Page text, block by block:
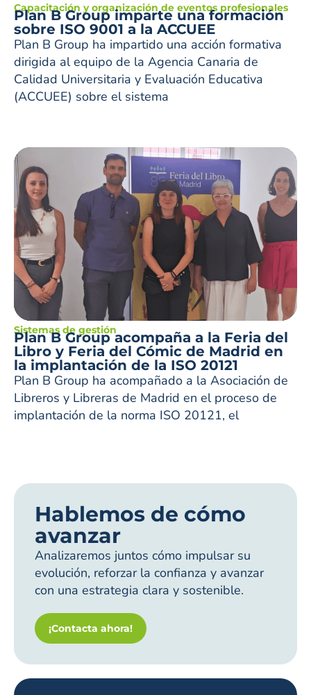
Capacitación y organización de eventos profesionales
Plan B Group imparte una formación
sobre ISO 9001 a la ACCUEE
Plan B Group ha impartido una acción formativa
dirigida al equipo de la Agencia Canaria de
Calidad Universitaria y Evaluación Educativa
(ACCUEE) sobre el sistema
Sistemas de gestión
Plan B Group acompaña a la Feria del
Libro y Feria del Cómic de Madrid en
la implantación de la ISO 20121
Plan B Group ha acompañado a la Asociación de
Libreros y Libreras de Madrid en el proceso de
implantación de la norma ISO 20121, el
Hablemos de cómo
avanzar
Analizaremos juntos cómo impulsar su
evolución, reforzar la confianza y avanzar
con una estrategia clara y sostenible.
¡Contacta ahora!